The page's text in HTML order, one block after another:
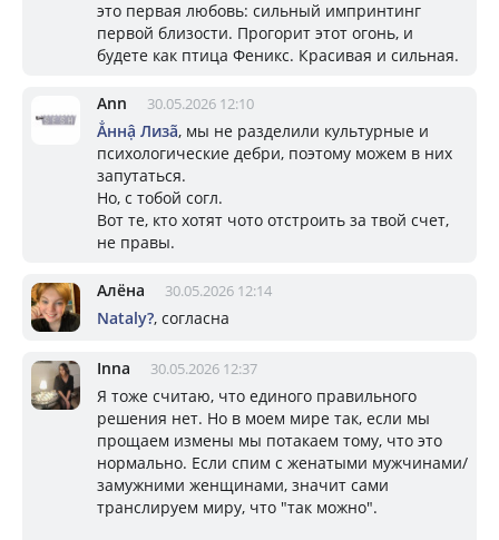
это первая любовь: сильный импринтинг
первой близости. Прогорит этот огонь, и
будете как птица Феникс. Красивая и сильная.
Ann 30.05.2026 12:10
Ẳннậ Лизã, мы не разделили культурные и
психологические дебри, поэтому можем в них
запутаться.
Но, с тобой согл.
Вот те, кто хотят чото отстроить за твой счет,
не правы.
Алёна 30.05.2026 12:14
Nataly?, согласна
Inna 30.05.2026 12:37
Я тоже считаю, что единого правильного
решения нет. Но в моем мире так, если мы
прощаем измены мы потакаем тому, что это
нормально. Если спим с женатыми мужчинами/
замужними женщинами, значит сами
транслируем миру, что "так можно".